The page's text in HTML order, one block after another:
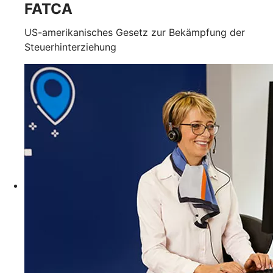
FATCA
US-amerikanisches Gesetz zur Bekämpfung der
Steuerhinterziehung